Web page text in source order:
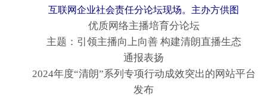
互联网企业社会责任分论坛现场。主办方供图
优质网络主播培育分论坛
主题：引领主播向上向善 构建清朗直播生态
通报表扬
2024年度“清朗”系列专项行动成效突出的网站平台
发布